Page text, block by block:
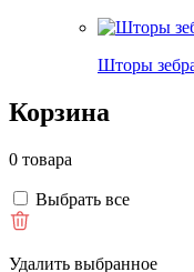
Шторы
Корзина
0 товара
Выбрать все
Удалить выбранное